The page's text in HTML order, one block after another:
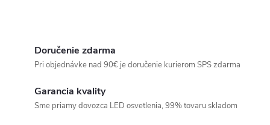
Doručenie zdarma
Pri objednávke nad 90€ je doručenie kurierom SPS zdarma
Garancia kvality
Sme priamy dovozca LED osvetlenia, 99% tovaru skladom